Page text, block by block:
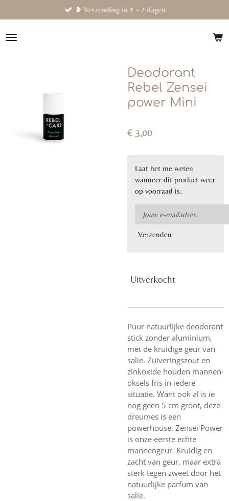
direct
naar
de
❥ Verzending in 1 - 2 dagen
Deodorant
Rebel Zensei
power Mini
€ 3,00
Laat het me weten
wanneer dit product weer
op voorraad is.
Verzenden
Uitverkocht
Puur natuurlijke deodorant
stick zonder aluminium,
met de kruidige geur van
salie. Zuiveringszout en
zinkoxide houden mannen-
oksels fris in iedere
situatie. Want ook al is ie
nog geen 5 cm groot, deze
dreumes is een
powerhouse. Zensei Power
is onze eerste echte
mannengeur. Kruidig en
zacht van geur, maar extra
sterk tegen zweet door het
natuurlijke parfum van
salie.